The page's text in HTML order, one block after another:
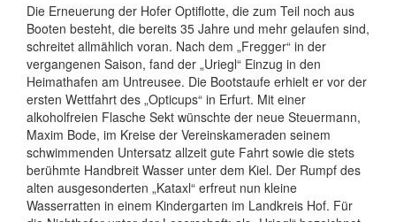
Die Erneuerung der Hofer Optiflotte, die zum Teil noch aus
Booten besteht, die bereits 35 Jahre und mehr gelaufen sind,
schreitet allmählich voran. Nach dem „Fregger“ in der
vergangenen Saison, fand der „Uriegl“ Einzug in den
Heimathafen am Untreusee. Die Bootstaufe erhielt er vor der
ersten Wettfahrt des „Opticups“ in Erfurt. Mit einer
alkoholfreien Flasche Sekt wünschte der neue Steuermann,
Maxim Bode, im Kreise der Vereinskameraden seinem
schwimmenden Untersatz allzeit gute Fahrt sowie die stets
berühmte Handbreit Wasser unter dem Kiel. Der Rumpf des
alten ausgesonderten „Kataxl“ erfreut nun kleine
Wasserratten in einem Kindergarten im Landkreis Hof. Für